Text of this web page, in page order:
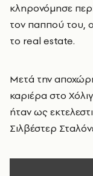
κληρονόμησε
τον παππού του,
το real estate.
Μετά την
καριέρα στο
ήταν ως
Σιλβέστερ